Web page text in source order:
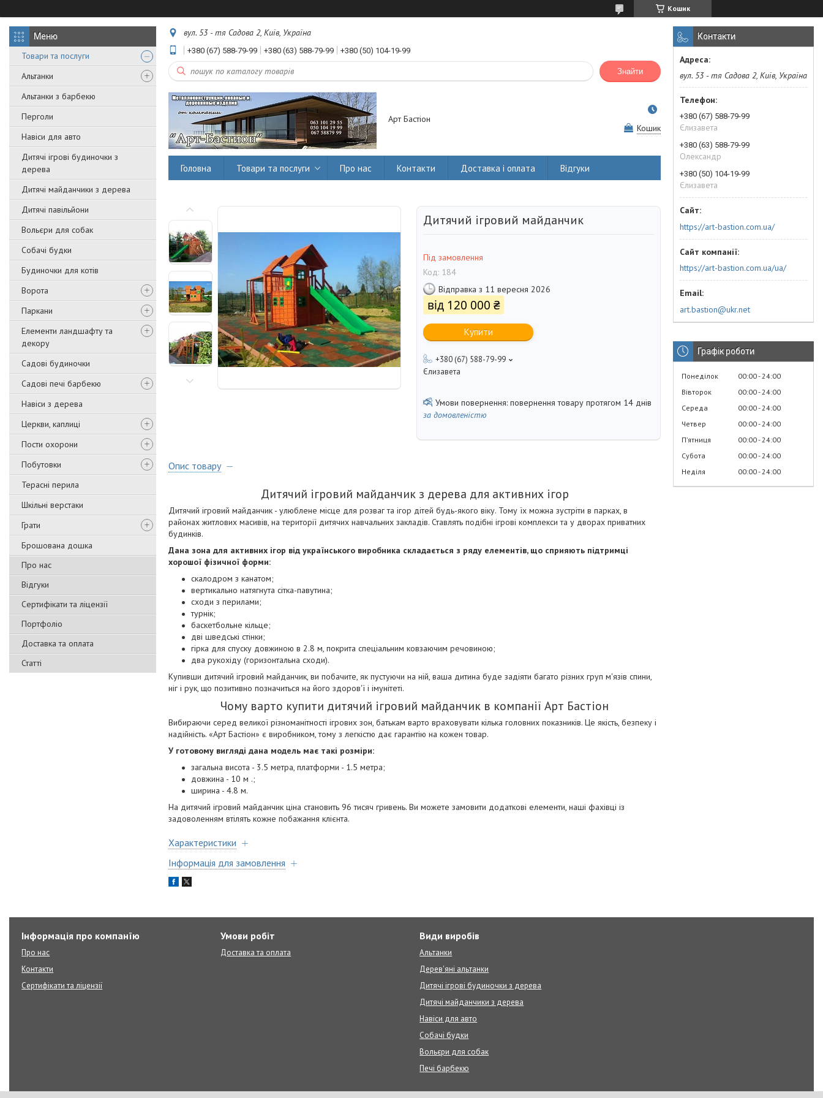
Кошик
Товари та послуги
Альтанки
Альтанки з барбекю
Перголи
Навіси для авто
Дитячі ігрові будиночки з
дерева
Дитячі майданчики з дерева
Дитячі павільйони
Вольєри для собак
Собачі будки
Будиночки для котів
Ворота
Паркани
Елементи ландшафту та
декору
Садові будиночки
Садові печі барбекю
Навіси з дерева
Церкви, каплиці
Пости охорони
Побутовки
Терасні перила
Шкільні верстаки
Грати
Брошована дошка
Про нас
Відгуки
Сертифікати та ліцензії
Портфоліо
Доставка та оплата
Статті
вул. 53 - тя Садова 2, Київ, Україна
+380 (67) 588-79-99 +380 (63) 588-79-99 +380 (50) 104-19-99
Знайти
Арт Бастіон
Кошик
Головна Товари та послуги Про нас Контакти Доставка і оплата Відгуки
Дитячий ігровий майданчик
Під замовлення
Код: 184
Відправка з 11 вересня 2026
від 120 000 ₴
Купити
+380 (67) 588-79-99
Єлизавета
повернення товару протягом 14 днів
за домовленістю
Опис товару
Дитячий ігровий майданчик з дерева для активних ігор
Дитячий ігровий майданчик - улюблене місце для розваг та ігор дітей будь-якого віку. Тому їх можна зустріти в парках, в
районах житлових масивів, на території дитячих навчальних закладів. Ставлять подібні ігрові комплекси та у дворах приватних
будинків.
Дана зона для активних ігор від українського виробника складається з ряду елементів, що сприяють підтримці
хорошої фізичної форми:
скалодром з канатом;
вертикально натягнута сітка-павутина;
сходи з перилами;
турнік;
баскетбольне кільце;
дві шведські стінки;
гірка для спуску довжиною в 2.8 м, покрита спеціальним ковзаючим речовиною;
два рукохіду (горизонтальна сходи).
Купивши дитячий ігровий майданчик, ви побачите, як пустуючи на ній, ваша дитина буде задіяти багато різних груп м'язів спини,
ніг і рук, що позитивно позначиться на його здоров'ї і імунітеті.
Чому варто купити дитячий ігровий майданчик в компанії Арт Бастіон
Вибираючи серед великої різноманітності ігрових зон, батькам варто враховувати кілька головних показників. Це якість, безпеку і
надійність. «Арт Бастіон» є виробником, тому з легкістю дає гарантію на кожен товар.
У готовому вигляді дана модель має такі розміри:
загальна висота - 3.5 метра, платформи - 1.5 метра;
довжина - 10 м .;
ширина - 4.8 м.
На дитячий ігровий майданчик ціна становить 96 тисяч гривень. Ви можете замовити додаткові елементи, наші фахівці із
задоволенням втілять кожне побажання клієнта.
Характеристики
Інформація для замовлення
Контакти
вул. 53 - тя Садова 2, Київ, Україна
+380 (67) 588-79-99
Єлизавета
+380 (63) 588-79-99
Олександр
+380 (50) 104-19-99
Єлизавета
https://art-bastion.com.ua/
https://art-bastion.com.ua/ua/
art.bastion@ukr.net
Графік роботи
Понеділок 00:00 24:00
Вівторок
00:00 24:00
Середа
00:00 24:00
Четвер
00:00 24:00
Пʼятниця
00:00 24:00
Субота
00:00 24:00
Неділя
00:00 24:00
Інформація про компанїю
Про нас
Контакти
Сертифікати та ліцензії
Умови робіт
Доставка та оплата
Види виробів
Альтанки
Дерев'яні альтанки
Дитячі ігрові будиночки з дерева
Дитячі майданчики з дерева
Навіси для авто
Собачі будки
Вольєри для собак
Печі барбекю